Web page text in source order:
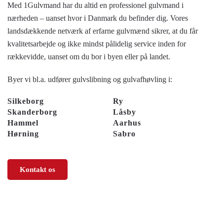
Med 1Gulvmand har du altid en professionel gulvmand i
nærheden – uanset hvor i Danmark du befinder dig. Vores
landsdækkende netværk af erfarne gulvmænd sikrer, at du får
kvalitetsarbejde og ikke mindst pålidelig service inden for
rækkevidde, uanset om du bor i byen eller på landet.
Byer vi bl.a. udfører gulvslibning og gulvafhøvling i:
Silkeborg
Ry
Skanderborg
Låsby
Hammel
Aarhus
Hørning
Sabro
Kontakt os